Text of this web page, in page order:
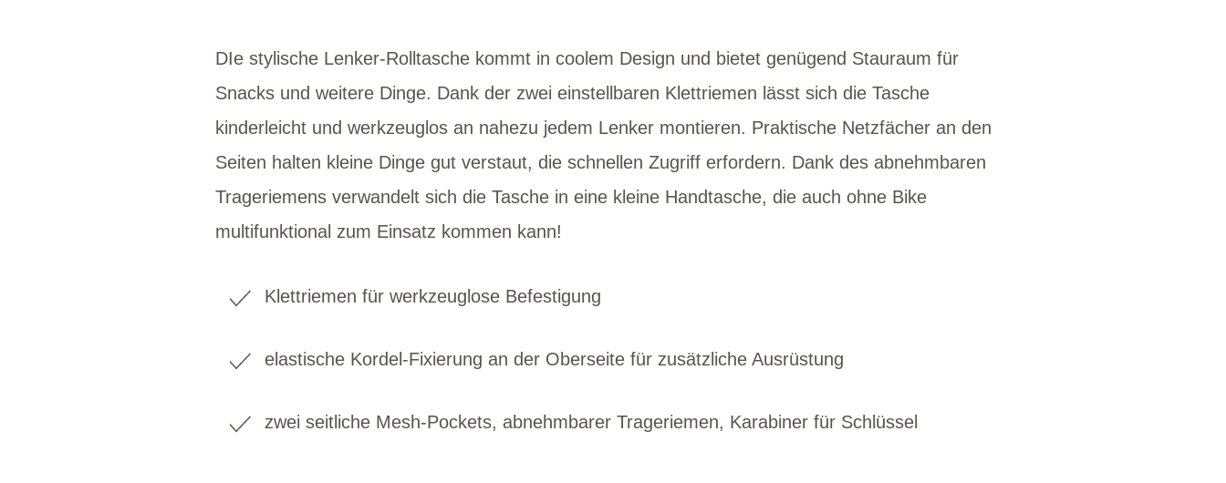
DIe stylische Lenker-Rolltasche kommt in coolem Design und bietet genügend Stauraum für
Snacks und weitere Dinge. Dank der zwei einstellbaren Klettriemen lässt sich die Tasche
kinderleicht und werkzeuglos an nahezu jedem Lenker montieren. Praktische Netzfächer an den
Seiten halten kleine Dinge gut verstaut, die schnellen Zugriff erfordern. Dank des abnehmbaren
Trageriemens verwandelt sich die Tasche in eine kleine Handtasche, die auch ohne Bike
multifunktional zum Einsatz kommen kann!
Klettriemen für werkzeuglose Befestigung
elastische Kordel-Fixierung an der Oberseite für zusätzliche Ausrüstung
zwei seitliche Mesh-Pockets, abnehmbarer Trageriemen, Karabiner für Schlüssel